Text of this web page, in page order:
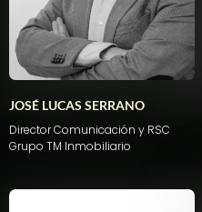
JOSÉ LUCAS SERRANO
DirectorComunicación y RSC
Grupo TM Inmobiliario